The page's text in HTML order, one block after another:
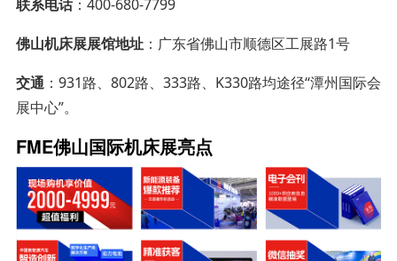
联系电话：400-680-7799
佛山机床展展馆地址：广东省佛山市顺德区工展路1号
交通：931路、802路、333路、K330路均途径“潭州国际会
展中心”。
FME佛山国际机床展亮点